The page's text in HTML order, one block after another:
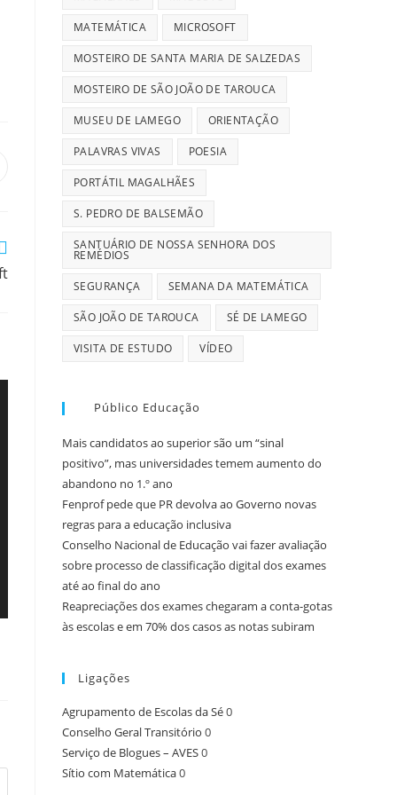
MATEMÁTICA MICROSOFT
MOSTEIRO DE SANTA MARIA DE SALZEDAS
MOSTEIRO DE SÃO JOÃO DE TAROUCA
MUSEU DE LAMEGO ORIENTAÇÃO
PALAVRAS VIVAS POESIA
PORTÁTIL MAGALHÃES
S. PEDRO DE BALSEMÃO
SANTUÁRIO DE NOSSA SENHORA DOS
REMÉDIOS
SEGURANÇA SEMANA DA MATEMÁTICA
SÃO JOÃO DE TAROUCA SÉ DE LAMEGO
VISITA DE ESTUDO VÍDEO
Público Educação
Mais candidatos ao superior são um “sinal
positivo”, mas universidades temem aumento do
abandono no 1.º ano
Fenprof pede que PR devolva ao Governo novas
regras para a educação inclusiva
Conselho Nacional de Educação vai fazer avaliação
sobre processo de classificação digital dos exames
até ao final do ano
Reapreciações dos exames chegaram a conta-gotas
às escolas e em 70% dos casos as notas subiram
Ligações
Agrupamento de Escolas da Sé0
Conselho Geral Transitório 0
Serviço de Blogues – AVES0
Sítio com Matemática0